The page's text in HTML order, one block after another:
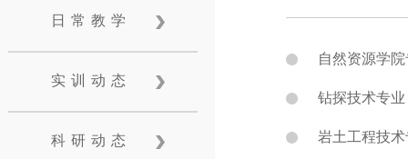
日常教学
实训动态
科研动态
自然资源学
钻探技术专业
岩土工程技